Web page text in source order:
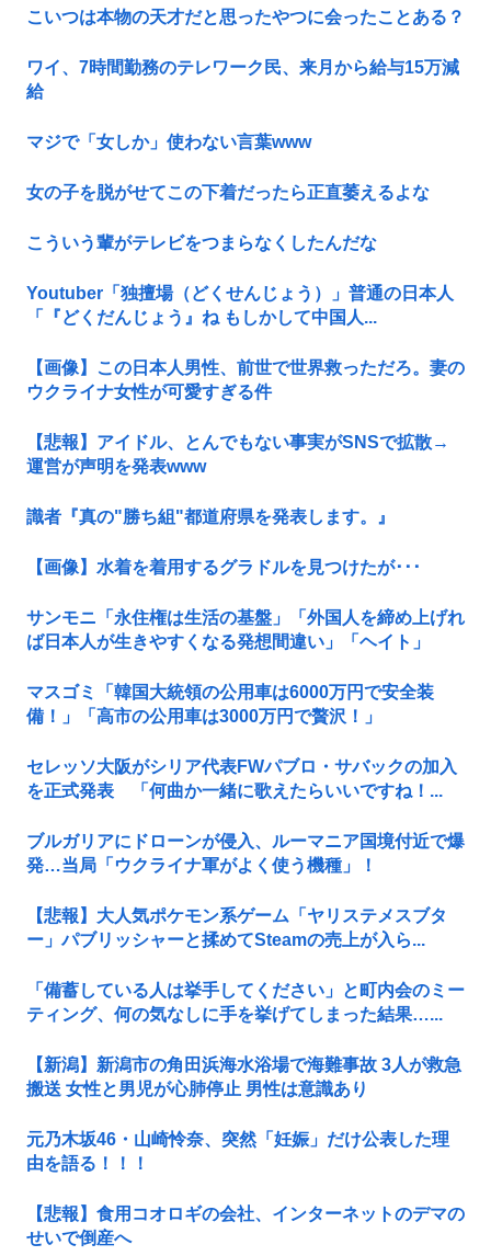
こいつは本物の天才だと思ったやつに会ったことある？
ワイ、7時間勤務のテレワーク民、来月から給与15万減
給
マジで「女しか」使わない言葉www
女の子を脱がせてこの下着だったら正直萎えるよな
こういう輩がテレビをつまらなくしたんだな
Youtuber「独擅場（どくせんじょう）」普通の日本人
「『どくだんじょう』ね もしかして中国人...
【画像】この日本人男性、前世で世界救っただろ。妻の
ウクライナ女性が可愛すぎる件
【悲報】アイドル、とんでもない事実がSNSで拡散→
運営が声明を発表www
識者『真の"勝ち組"都道府県を発表します。』
【画像】水着を着用するグラドルを見つけたが･･･
サンモニ「永住権は生活の基盤」「外国人を締め上げれ
ば日本人が生きやすくなる発想間違い」「ヘイト」
マスゴミ「韓国大統領の公用車は6000万円で安全装
備！」「高市の公用車は3000万円で贅沢！」
セレッソ大阪がシリア代表FWパブロ・サバックの加入
を正式発表 「何曲か一緒に歌えたらいいですね！...
ブルガリアにドローンが侵入、ルーマニア国境付近で爆
発…当局「ウクライナ軍がよく使う機種」！
【悲報】大人気ポケモン系ゲーム「ヤリステメスブタ
ー」パブリッシャーと揉めてSteamの売上が入ら...
「備蓄している人は挙手してください」と町内会のミー
ティング、何の気なしに手を挙げてしまった結果…...
【新潟】新潟市の角田浜海水浴場で海難事故 3人が救急
搬送 女性と男児が心肺停止 男性は意識あり
元乃木坂46・山崎怜奈、突然「妊娠」だけ公表した理
由を語る！！！
【悲報】食用コオロギの会社、インターネットのデマの
せいで倒産へ